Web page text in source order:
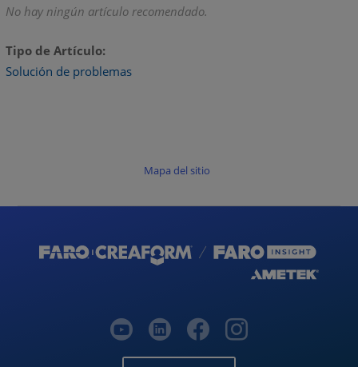
No hay ningún artículo recomendado.
Tipo de Artículo
Solución de problemas
Mapa del sitio